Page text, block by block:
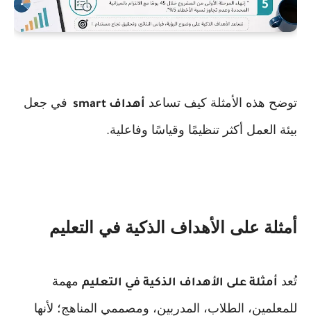
توضح هذه الأمثلة كيف تساعد أهداف smart في جعل
بيئة العمل أكثر تنظيمًا وقياسًا وفاعلية.
أمثلة على الأهداف الذكية في التعليم
تُعد أمثلة على الأهداف الذكية في التعليم مهمة
للمعلمين، الطلاب، المدربين، ومصممي المناهج؛ لأنها